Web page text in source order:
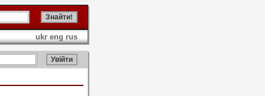
ukr eng rus